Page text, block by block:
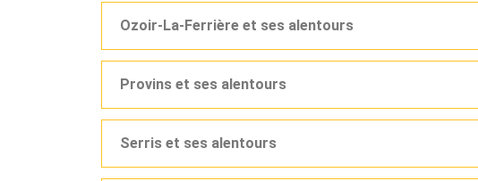
Ozoir-La-Ferrière et ses alentours
Provins et ses alentours
Serris et ses alentours